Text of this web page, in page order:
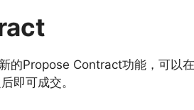
的Propose Contract功能，可以
即可成交。